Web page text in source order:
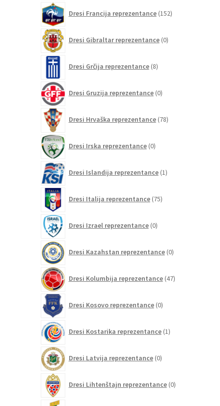
Dresi Francija reprezentance 152izdelkov
Dresi Gibraltar reprezentance 0izdelkov
Dresi Grčija reprezentance 8izdelkov
Dresi Gruzija reprezentance 0izdelkov
Dresi Hrvaška reprezentance 78izdelkov
Dresi Irska reprezentance 0izdelkov
Dresi Islandija reprezentance 1izdelek
Dresi Italija reprezentance 75izdelkov
Dresi Izrael reprezentance 0izdelkov
Dresi Kazahstan reprezentance 0izdelkov
Dresi Kolumbija reprezentance 47izdelkov
Dresi Kosovo reprezentance 0izdelkov
Dresi Kostarika reprezentance 1izdelek
Dresi Latvija reprezentance 0izdelkov
Dresi Lihtenštajn reprezentance 0izdelkov